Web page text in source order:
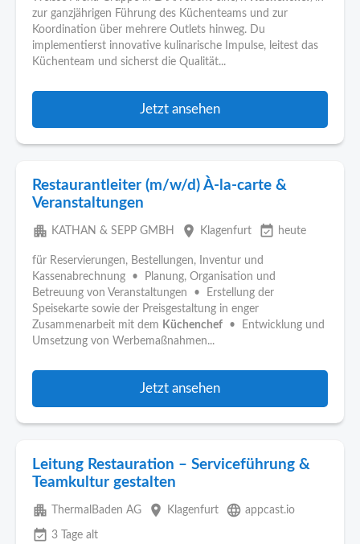
zur ganzjährigen Führung des Küchenteams und zur
Koordination über mehrere Outlets hinweg. Du
implementierst innovative kulinarische Impulse, leitest das
Küchenteam und sicherst die Qualität...
Jetzt ansehen
Restaurantleiter (m/w/d) À-la-carte &
Veranstaltungen
apartment KATHAN & SEPP GMBH place Klagenfurt event_available heute
für Reservierungen, Bestellungen, Inventur und
Kassenabrechnung • Planung, Organisation und
Betreuung von Veranstaltungen • Erstellung der
Speisekarte sowie der Preisgestaltung in enger
Zusammenarbeit mit dem Küchenchef • Entwicklung und
Umsetzung von Werbemaßnahmen...
Jetzt ansehen
Leitung Restauration – Serviceführung &
Teamkultur gestalten
apartment ThermalBaden AG place Klagenfurt language appcast.io
event_available 3 Tage alt